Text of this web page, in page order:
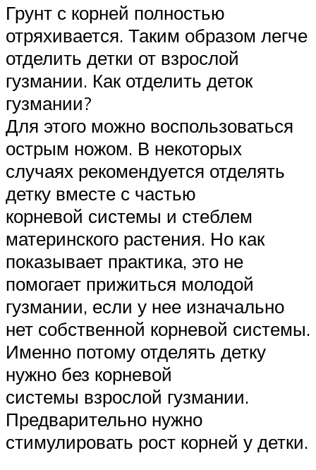
Грунт с корней полностью
отряхивается. Таким образом легче
отделить детки от взрослой
гузмании. Как отделить деток
гузмании?
Для этого можно воспользоваться
острым ножом. В некоторых
случаях рекомендуется отделять
детку вместе с частью
корневой системы и стеблем
материнского растения. Но как
показывает практика, это не
помогает прижиться молодой
гузмании, если у нее изначально
нет собственной корневой системы.
Именно потому отделять детку
нужно без корневой
системы взрослой гузмании.
Предварительно нужно
стимулировать рост корней у детки.